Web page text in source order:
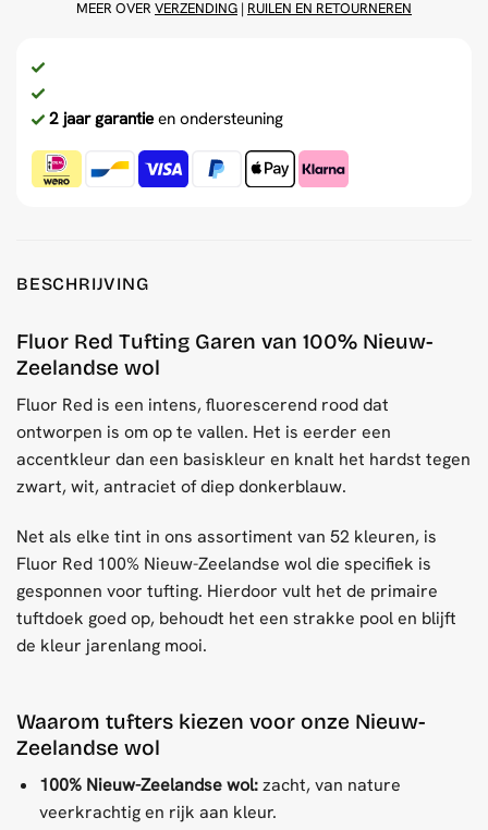
MEER OVER VERZENDING | RUILEN EN RETOURNEREN
2 jaar garantieen ondersteuning
BESCHRIJVING
Fluor Red Tufting Garen van 100% Nieuw-
Zeelandse wol
Fluor Red is een intens, fluorescerend rood dat
ontworpen is om op te vallen. Het is eerder een
accentkleur dan een basiskleur en knalt het hardst tegen
zwart, wit, antraciet of diep donkerblauw.
Net als elke tint in ons assortiment van 52 kleuren, is
Fluor Red 100% Nieuw-Zeelandse wol die specifiek is
gesponnen voor tufting. Hierdoor vult het de primaire
tuftdoek goed op, behoudt het een strakke pool en blijft
de kleur jarenlang mooi.
Waarom tufters kiezen voor onze Nieuw-
Zeelandse wol
100% Nieuw-Zeelandse wol:zacht, van nature
veerkrachtig en rijk aan kleur.